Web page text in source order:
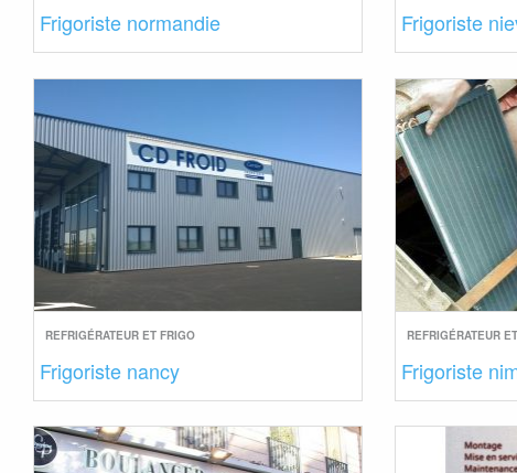
Frigoriste normandie Frigoriste
REFRIGÉRATEUR ET FRIGO
Frigoriste nancy
REFRIGÉRATEUR
Frigoriste